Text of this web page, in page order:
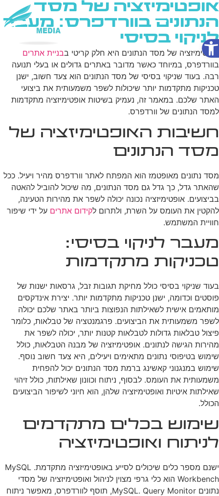
פתח סרגל נגישות
אופטימיזציה של מסד
הנתונים בוורדפרס: מעבר
לניקוי בסיסי
אופטימיזציה של מסד הנתונים היא חלק קריטי בבניית אתרים
בוורדפרס, במיוחד כאשר מדובר באתרים גדולים או בעלי תנועה
רבה. בעוד שניקוי בסיסי של מסד הנתונים הוא צעד חשוב, ישנן
טכניקות מתקדמות יותר שיכולות לשפר משמעותית את ביצועי
האתר שלכם. במאמר זה, נעמיק בשיטות אופטימיזציה מתקדמות
למסד הנתונים של וורדפרס.
חשיבות האופטימיזציה של
מסד הנתונים
מסד נתונים מאופטמז הוא המפתח לאתר וורדפרס מהיר ויעיל. ככל
שהאתר גדל, כך גדל גם מסד הנתונים, מה שיכול להוביל להאטה
בביצועים. אופטימיזציה נכונה יכולה לשפר את מהירות הטעינה,
להקטין את העומס על השרת, ולתרום לקידום אתרים על ידי שיפור
חוויית המשתמש.
מעבר לניקוי בסיסי:
טכניקות מתקדמות
בעוד שניקוי בסיסי כולל מחיקת תגובות זבל, גרסאות ישנות של
פוסטים וכדומה, ישנן טכניקות מתקדמות יותר. יצירת אינדקסים
מותאמים אישית לשאילתות הנפוצות ביותר באתר שלכם יכולה
לשפר משמעותית את הביצועים. פרגמנטציה של טבלאות, כלומר
פיצול טבלאות גדולות לטבלאות קטנות יותר, יכולה לשפר את
מהירות הגישה לנתונים. אופטימיזציה של מבנה הטבלאות, כולל
שימוש בטיפוסי נתונים מתאימים ויעילים, היא צעד חשוב נוסף.
שימוש במנגנוני קאשינג ברמת מסד הנתונים יכול להפחית
משמעותית את העומס. לבסוף, ניתוח וכוונון שאילתות, כולל זיהוי
שאילתות איטיות ואופטימיזציה שלהן, הוא חיוני לשיפור הביצועים
הכולל.
שימוש בכלים מתקדמים
לניתוח ואופטימיזציה
ישנם מספר כלים שיכולים לסייע באופטימיזציה מתקדמת. MySQL
Workbench הוא כלי גרפי מצוין לניהול ואופטימיזציה של מסדי
נתונים MySQL. Query Monitor, תוסף לוורדפרס, מאפשר ניתוח